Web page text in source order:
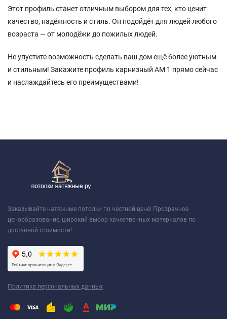
Этот профиль станет отличным выбором для тех, кто ценит
качество, надёжность и стиль. Он подойдёт для людей любого
возраста — от молодёжи до пожилых людей.
Не упустите возможность сделать ваш дом ещё более уютным
и стильным! Закажите профиль карнизный АМ 1 прямо сейчас
и наслаждайтесь его преимуществами!
Заказывайте натяжные потолки по честной цене! Прозрачное
ценообразование, широкий выбор качественных материалов по
доступной стоимости!
Политика персональных данных